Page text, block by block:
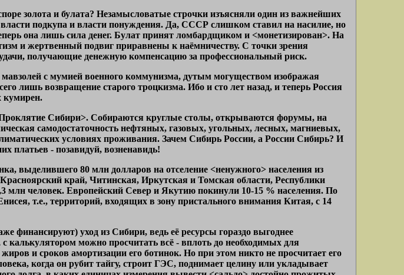
золота и булата? Незамысловатые строчки изъясняли один из важнейших
подкупа и власти понуждения. Да, СССР слишком ставил на насилие, но
она лишь сила денег. Булат принят ломбардщиком и <монетизирован>. На
и жертвенный подвиг приравнены к наёмничеству. С точки зрения
получающие денежную компенсацию за профессиональный риск.
с мумией военного коммунизма, дутым могуществом изображая
лишь возвращение старого троцкизма. Ибо и сто лет назад, и теперь Россия
кумирен.
Сибири>. Собираются круглые столы, открываются форумы, на
самодостаточность нефтяных, газовых, угольных, лесных, магниевых,
условиях проживания. Зачем Сибирь России, а России Сибирь? И
платьев - позавидуй, возненавидь!
выделившего 80 млн долларов на отселение <ненужного> населения из
край, Читинская, Иркутская и Томская области, Республики
млн человек. Европейский Север и Якутию покинули 10-15 % населения. По
т.е., территорий, входящих в зону пристального внимания Китая, с 14
финансируют) уход из Сибири, ведь её ресурсы гораздо выгоднее
калькулятором можно просчитать всё - вплоть до необходимых для
и сроков амортизации его ботинок. Но при этом никто не просчитает его
когда он рубит тайгу, строит ГЭС, поднимает целину или укладывает